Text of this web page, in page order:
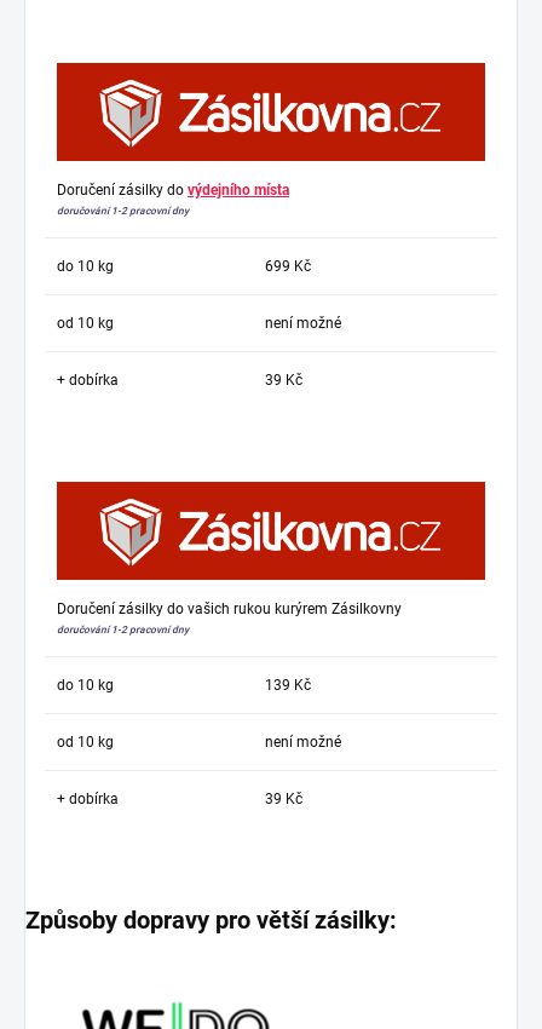
Doručení zásilky do výdejního místa
doručování 1-2 pracovní dny
do 10 kg 699 Kč
od 10 kg není možné
+ dobírka 39 Kč
Doručení zásilky do vašich rukou kurýrem Zásilkovny
doručování 1-2 pracovní dny
do 10 kg 139 Kč
od 10 kg není možné
+ dobírka 39 Kč
Způsoby dopravy pro větší zásilky: